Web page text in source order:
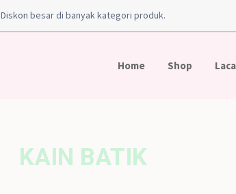
Diskon besar di banyak kategori produk.
Home Shop
KAIN BATIK